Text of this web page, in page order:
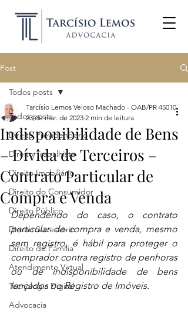
Post
Todos posts
Direito Previdenciário
Direito Trabalhista
Direito Imobiliário
Direito do Consumidor
Direito Público
Direito Sucessório
Direito de Família
Atendimento Virtual
Tecnologia Digital
Advocacia
Todos posts
Indisponibilidade de Bens
– Dívida de Terceiros –
Contrato Particular de
Compra e Venda
Tarcísio Lemos Veloso Machado - OAB/PR 45010
23 de mar. de 2023 2 min de leitura
Dependendo do caso, o contrato
particular de compra e venda, mesmo
sem registro, é hábil para proteger o
comprador contra registro de penhoras
ou de indisponibilidade de bens
lançados no Registro de Imóveis.